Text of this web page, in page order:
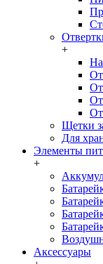
+
Щетки
Для
Элементы
+
Аксессуары